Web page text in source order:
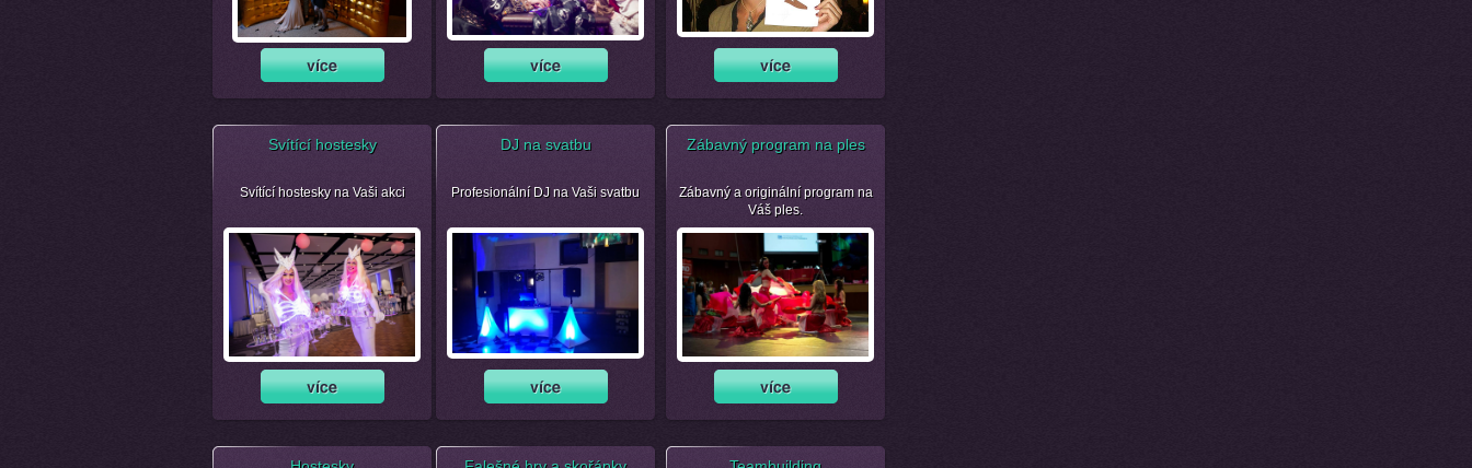
Svítící hostesky
Svítící hostesky na Vaši akci
DJ na svatbu
Profesionální DJ na Vaši svatbu
Zábavný program na ples
Zábavný a originální program na
Váš ples.